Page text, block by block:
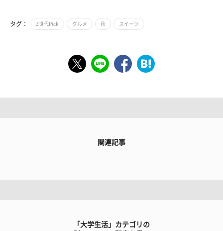
タグ： Z世代Pick グルメ 秋 スイーツ
関連記事
「大学生活」カテゴリの